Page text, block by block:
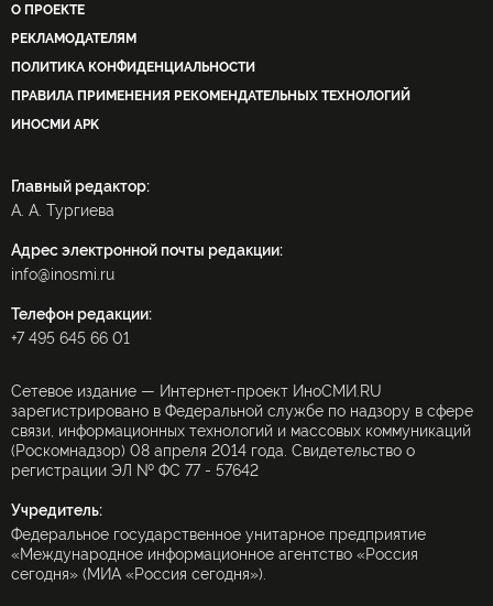
О ПРОЕКТЕ
РЕКЛАМОДАТЕЛЯМ
ПОЛИТИКА КОНФИДЕНЦИАЛЬНОСТИ
ПРАВИЛА ПРИМЕНЕНИЯ РЕКОМЕНДАТЕЛЬНЫХ ТЕХНОЛОГИЙ
ИНОСМИ APK
Главный редактор:
А. А. Тургиева
Адрес электронной почты редакции:
info@inosmi.ru
Телефон редакции:
+7 495 645 66 01
Сетевое издание — Интернет-проект ИноСМИ.RU
зарегистрировано в Федеральной службе по надзору в сфере
связи, информационных технологий и массовых коммуникаций
(Роскомнадзор) 08 апреля 2014 года. Свидетельство о
регистрации ЭЛ № ФС 77 - 57642
Учредитель:
Федеральное государственное унитарное предприятие
«Международное информационное агентство «Россия
сегодня» (МИА «Россия сегодня»).